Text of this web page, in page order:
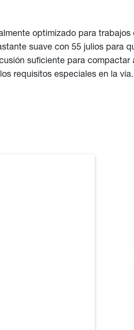
optimizado para
suave con 55 julios para
suficiente para
requisitos especiales en la